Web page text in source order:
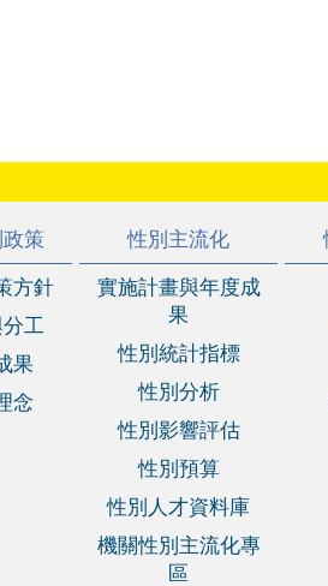
策
方針
工
果
念
性別主流化
實施計畫與年度成
果
性別統計指標
性別分析
性別影響評估
性別預算
性別人才資料庫
機關性別主流化專
區